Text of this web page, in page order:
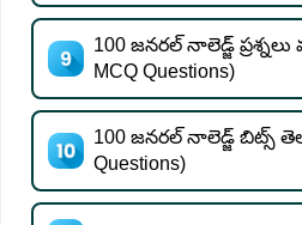
100 జనరల్ నాలెడ్జ్
MCQ Questions)
100 జనరల్ నాలెడ్జ్ బిట్స్
Questions)